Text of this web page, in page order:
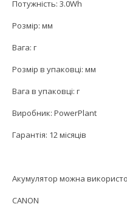
Потужність: 3.0Wh
Розмір: мм
Вага: г
Розмір в упаковці: мм
Вага в упаковці: г
Виробник: PowerPlant
Гарантія: 12 місяців
Акумулятор можна
CANON